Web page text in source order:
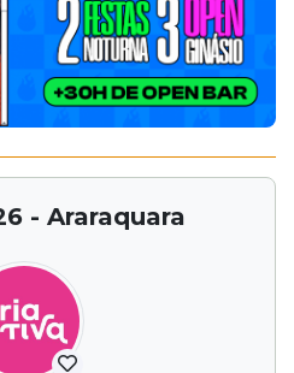
- Araraquara